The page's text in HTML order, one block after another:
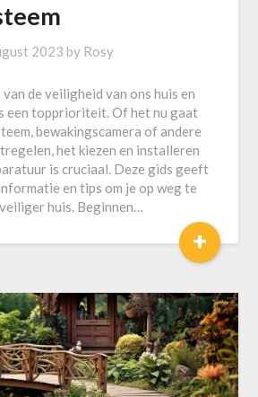
2023 by Rosy
de veiligheid van ons huis en
een topprioriteit. Of het nu gaat
bewakingscamera of andere
het kiezen en installeren
is cruciaal. Deze gids geeft
en tips om je op weg te
huis. Beginnen…
+